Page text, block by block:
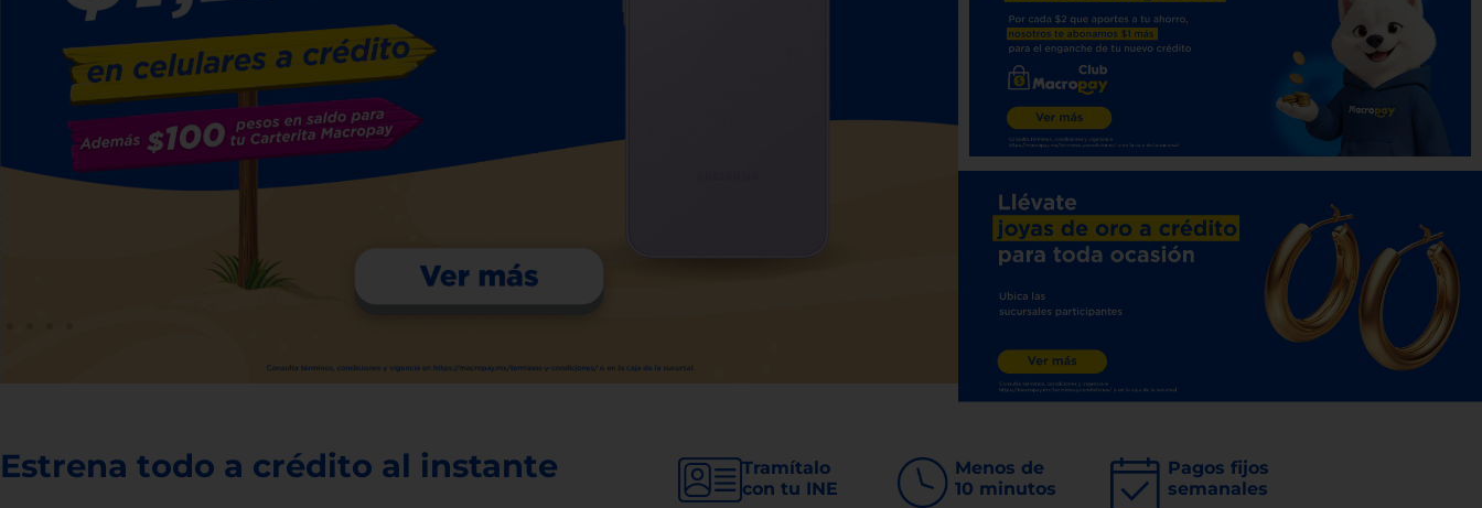
Estrena todo a crédito al instante
Tramítalo
con tu INE
Menos de
10 minutos
Pagos fijos
semanales